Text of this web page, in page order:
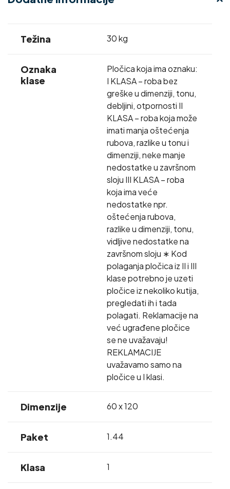
Težina 30 kg
Oznaka
klase
Pločica koja ima oznaku:
I KLASA – roba bez
greške u dimenziji, tonu,
debljini, otpornosti II
KLASA – roba koja može
imati manja oštećenja
rubova, razlike u tonu i
dimenziji, neke manje
nedostatke u završnom
sloju III KLASA – roba
koja ima veće
nedostatke npr.
oštećenja rubova,
razlike u dimenziji, tonu,
vidljive nedostatke na
završnom sloju ∗ Kod
polaganja pločica iz II i III
klase potrebno je uzeti
pločice iz nekoliko kutija,
pregledati ih i tada
polagati. Reklamacije na
već ugrađene pločice
se ne uvažavaju!
REKLAMACIJE
uvažavamo samo na
pločice u I klasi.
Dimenzije 60 x 120
Paket 1.44
Klasa 1